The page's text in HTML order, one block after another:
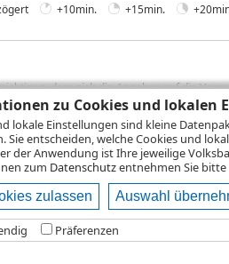
zu Cookies und lokalen
lokale Einstellungen sind kleine
Sie entscheiden, welche Cookies und
der Anwendung ist Ihre jeweilige
zum Datenschutzentnehmen Sie
zulassen Auswahl
Präferenzen
+10min. +15min.
dass sich die Angaben auf die
Bei Performanceangaben handelt
andere Entgelte), die beim Erwerb von
dem Wertentwicklungsrechner können
Berücksichtigung sämtlicher
von Währungsschwankungen steigen
beachten Sie dieNutzungsbedingungen
GmbH